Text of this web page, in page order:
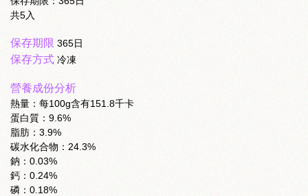
共5入
保存期限 365日
保存方式 冷凍
營養成份分析
熱量：每100g含有151.8千卡
蛋白質：9.6%
脂肪：3.9%
碳水化合物：24.3%
鈉：0.03%
鈣：0.24%
磷：0.18%